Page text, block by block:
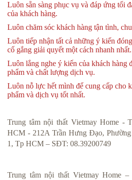
Luôn sẵn sàng phục vụ và đáp ứng tối
của khách hàng.
Luôn chăm sóc khách hàng tận tình,
Luôn tiếp nhận tất cả những ý kiến
cố gắng giải quyết một cách nhanh nhất.
Luôn lắng nghe ý kiến của khách hàng
phẩm và chất lượng dịch vụ.
Luôn nỗ lực hết mình để cung cấp cho
phẩm và dịch vụ tốt nhất.
Trung tâm nội thất Vietmay Home -
HCM - 212A Trần Hưng Đạo,
1, Tp HCM – SĐT: 08.39200749
Trung tâm nội thất Vietmay Home